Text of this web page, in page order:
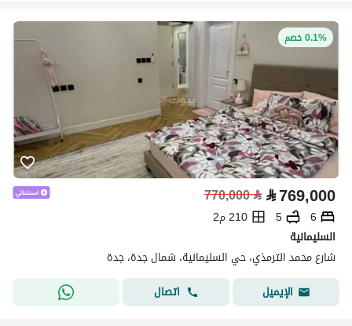
0.1% خصم
⃁769,000
⃁
770,000
6
5
210 م2
السليمانية
شارع محمد الترمذي، حي السليمانية، شمال جدة، جدة
الإيميل
اتصال